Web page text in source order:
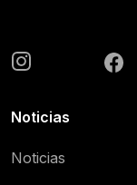
Noticias
Noticias